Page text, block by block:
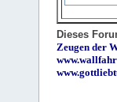
Dieses
Zeugen der